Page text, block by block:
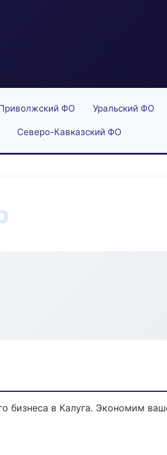
ФО Уральский ФО
Северо-Кавказский ФО
бизнеса в Калуга. Экономим